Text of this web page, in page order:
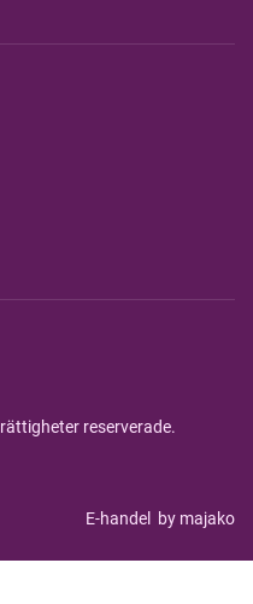
reserverade.
E-handel by majako